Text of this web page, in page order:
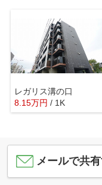
レガリス溝の口
8.15万円 / 1K
メールで共